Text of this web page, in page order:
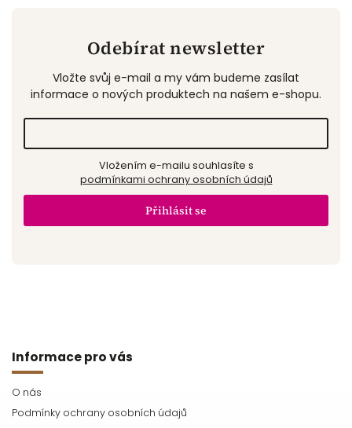
Odebírat newsletter
Vložte svůj e-mail a my vám budeme zasílat
informace o nových produktech na našem e-shopu.
podmínkami ochrany osobních údajů
Přihlásit se
Informace pro vás
O nás
Podmínky ochrany osobních údajů